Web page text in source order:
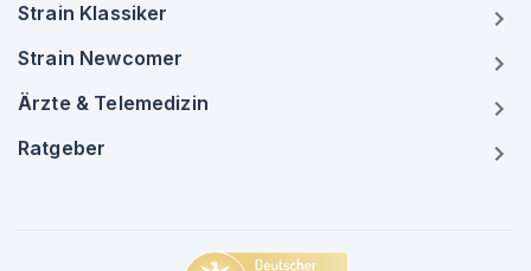
Strain Klassiker
Strain Newcomer
Ärzte & Telemedizin
Ratgeber